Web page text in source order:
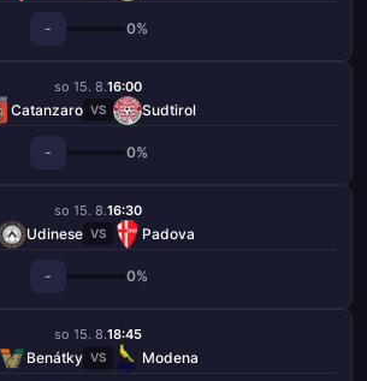
- 0%
so 15. 8.16:00
Catanzaro VS Sudtirol
- 0%
so 15. 8.16:30
Udinese VS Padova
- 0%
so 15. 8.18:45
Benátky VS Modena